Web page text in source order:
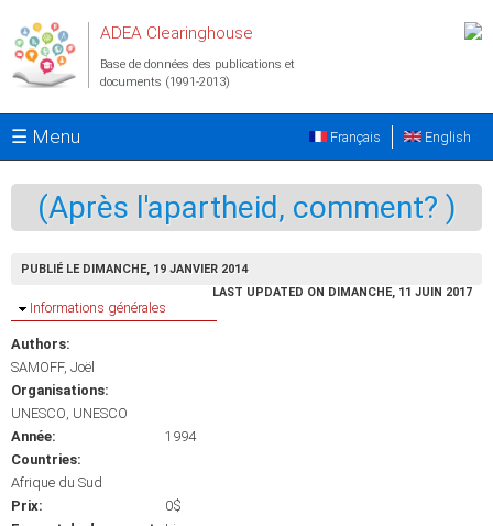
ADEA Clearinghouse
Base de données des publications et
documents (1991-2013)
☰ Menu English
Français
(Après l'apartheid, comment? )
PUBLIÉ LE DIMANCHE, 19 JANVIER 2014
LAST UPDATED ON DIMANCHE, 11 JUIN 2017
Masquer
Informations générales
Authors:
SAMOFF, Joël
Organisations:
UNESCO UNESCO
Année:
1994
Countries:
Afrique du Sud
Prix:
0$